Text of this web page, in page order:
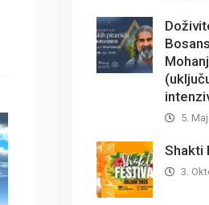
5.
Shakti
3.